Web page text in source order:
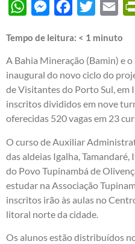
WhatsAppMessengerFacebook
Twitter
Tempo de leitura: < 1 minuto
A Bahia Mineração (Bamin) e
inaugural do novo ciclo do
de Visitantes do Porto Sul, em
inscritos divididos em nove
oferecidas 520 vagas em 23
O curso de Auxiliar
das aldeias Igalha,
do Povo Tupinambá de
estudar na Associação
inscritos irão às aulas no
litoral norte da cidade.
Os alunos estão distribuídos